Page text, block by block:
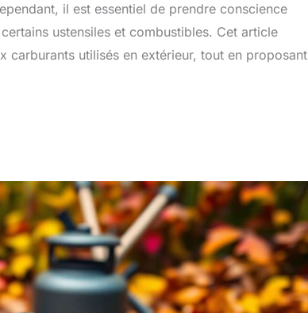
il est essentiel de prendre conscience
ustensiles et combustibles. Cet article
carburants utilisés en extérieur, tout en proposant